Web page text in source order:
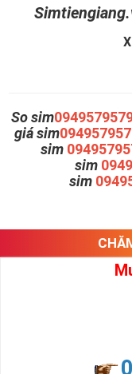
So sim
giá sim
sim
sim
sim